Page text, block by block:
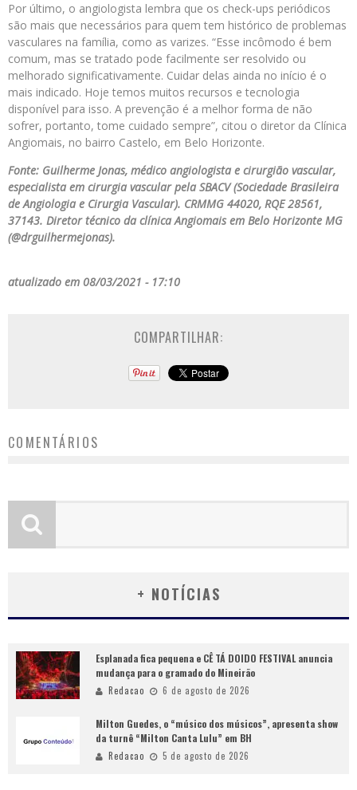
Por último, o angiologista lembra que os check-ups periódicos
são mais que necessários para quem tem histórico de problemas
vasculares na família, como as varizes. “Esse incômodo é bem
comum, mas se tratado pode facilmente ser resolvido ou
melhorado significativamente. Cuidar delas ainda no início é o
mais indicado. Hoje temos muitos recursos e tecnologia
disponível para isso. A prevenção é a melhor forma de não
sofrer, portanto, tome cuidado sempre”, citou o diretor da Clínica
Angiomais, no bairro Castelo, em Belo Horizonte.
Fonte: Guilherme Jonas, médico angiologista e cirurgião vascular,
especialista em cirurgia vascular pela SBACV (Sociedade Brasileira
de Angiologia e Cirurgia Vascular). CRMMG 44020, RQE 28561,
37143. Diretor técnico da clínica Angiomais em Belo Horizonte MG
(@drguilhermejonas).
atualizado em 08/03/2021 - 17:10
COMPARTILHAR:
COMENTÁRIOS
+ NOTÍCIAS
Esplanada fica pequena e CÊ TÁ DOIDO FESTIVAL anuncia
mudança para o gramado do Mineirão
Redacao 6 de agosto de 2026
Milton Guedes, o “músico dos músicos”, apresenta show
da turnê “Milton Canta Lulu” em BH
Redacao 5 de agosto de 2026